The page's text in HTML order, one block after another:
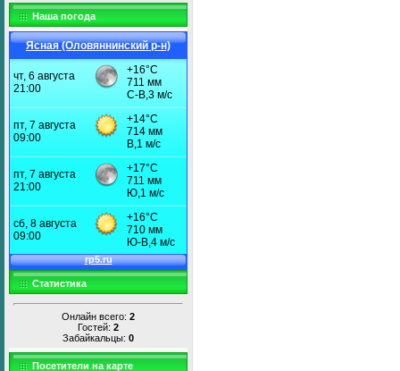
Наша погода
Ясная (Оловяннинский р-н)
Статистика
Онлайн всего: 2
Гостей: 2
Забайкальцы: 0
Посетители на карте